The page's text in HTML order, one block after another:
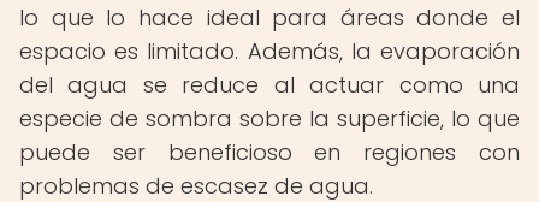
lo que lo hace ideal para áreas donde el
espacio es limitado. Además, la evaporación
del agua se reduce al actuar como una
especie de sombra sobre la superficie, lo que
puede ser beneficioso en regiones con
problemas de escasez de agua.